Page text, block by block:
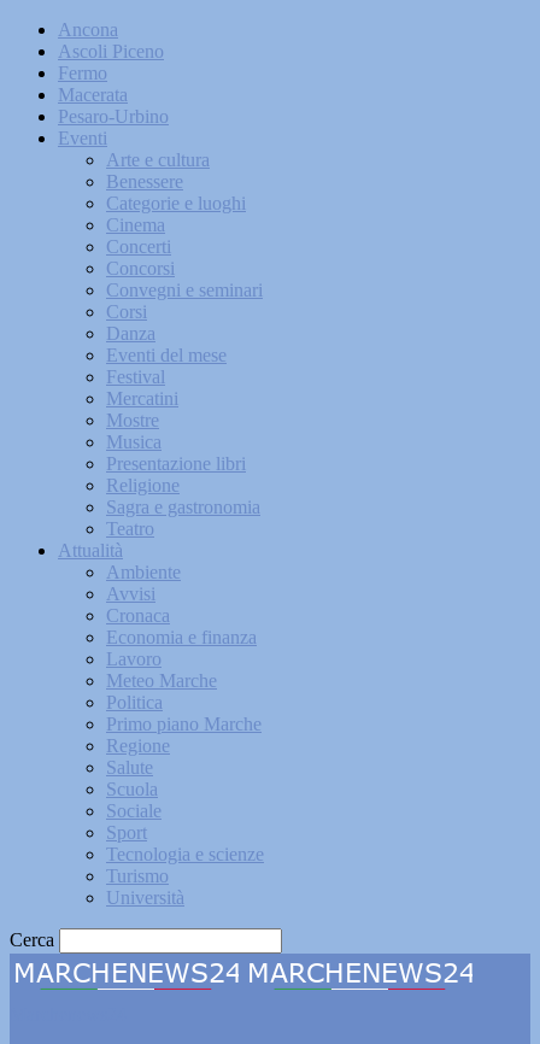
Ancona
Ascoli Piceno
Fermo
Macerata
Pesaro-Urbino
Eventi
Arte e cultura
Benessere
Categorie e luoghi
Cinema
Concerti
Concorsi
Convegni e seminari
Corsi
Danza
Eventi del mese
Festival
Mercatini
Mostre
Musica
Presentazione libri
Religione
Sagra e gastronomia
Teatro
Attualità
Ambiente
Avvisi
Cronaca
Economia e finanza
Lavoro
Meteo Marche
Politica
Primo piano Marche
Regione
Salute
Scuola
Sociale
Sport
Tecnologia e scienze
Turismo
Università
Cerca